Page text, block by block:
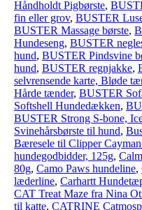
Håndholdt Pigbørste,
fin eller grov, BUSTER
BUSTER Massage børste,
Hundeseng, BUSTER
hund, BUSTER Pindsvine
hund, BUSTER regnjakke,
selvrensende karte, Bløde
Hårde tænder, BUSTER
Softshell Hundedækken,
BUSTER Strong S-bone,
Svinehårsbørste til hund,
Bæresele til Clipper
hundegodbidder, 125g,
80g, Camo Paws hundeline,
læderline, Carhartt
CAT Treat Maze fra Nina
til katte, CATRINE